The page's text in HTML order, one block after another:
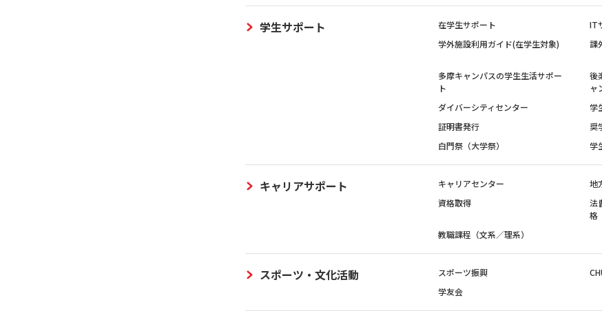
学生サポート 在学生サポート IT
学外施設利用ガイド(在学生対象)
課
多摩キャンパスの学生生活サポー
ト
後
ャ
ダイバーシティセンター 学
証明書発行
奨
白門祭（大学祭）
学
キャリアサポート キャリアセンター 地
資格取得
法
格
教職課程（文系／理系）
スポーツ・文化活動 スポーツ振興
学友会